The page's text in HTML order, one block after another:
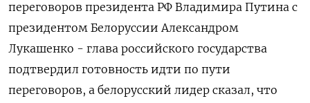
переговоров президента РФ Владимира Путина с
президентом Белоруссии Александром
Лукашенко - глава российского государства
подтвердил готовность идти по пути
переговоров, а белорусский лидер сказал, что